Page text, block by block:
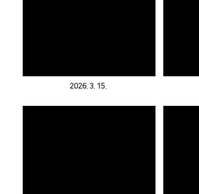
2026. 3. 15.